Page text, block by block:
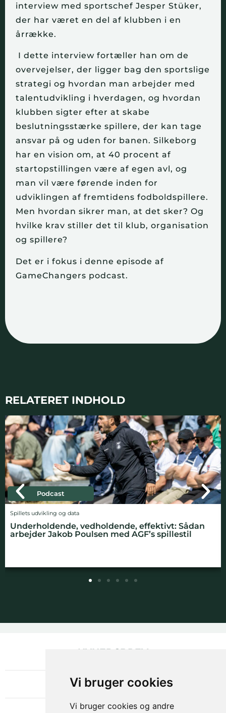
Vi bruger cookies
Vi bruger cookies og andre
interview med sportschef Jesper Stüker,
der har været en del af klubben i en
årrække.
I dette interview fortæller han om de
overvejelser, der ligger bag den sportslige
strategi og hvordan man arbejder med
talentudvikling i hverdagen, og hvordan
klubben sigter efter at skabe
beslutningsstærke spillere, der kan tage
ansvar på og uden for banen. Silkeborg
har en vision om, at 40 procent af
startopstillingen være af egen avl, og
man vil være førende inden for
udviklingen af fremtidens fodboldspillere.
Men hvordan sikrer man, at det sker? Og
hvilke krav stiller det til klub, organisation
og spillere?
Det er i fokus i denne episode af
GameChangers podcast.
RELATERET INDHOLD
Podcast
Spillets udvikling og data
Underholdende, vedholdende, effektivt: Sådan
arbejder Jakob Poulsen med AGF’s spillestil
NYHEDSBREV
OM GAMECHANGER